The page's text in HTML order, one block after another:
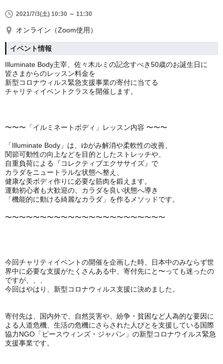
2021/7/3(土) 10:30 ～ 11:30
オンライン（Zoom使用）
イベント情報
Illuminate Body主宰、佐々木ルミの記念すべき50歳のお誕生日に
皆さまからのレッスン料金を
新型コロナウィルス緊急支援事業の寄付に当てる
チャリティイベントクラスを開催します。
〜〜〜「イルミネートボディ」レッスン内容 〜〜〜
「Illuminate Body」は、ゆがみ解消や柔軟性の改善、
関節可動性の向上などを目的としたストレッチや、
自重負荷による『コレクティブエクササイズ』で
カラダをニュートラルな状態へ整え、
健康な美ボディ作りに必要な筋肉を鍛えます。
運動初心者も大歓迎の、カラダを良い状態へ導き
「機能的に動ける綺麗なカラダ」を作るメソッドです。
〜〜〜〜〜〜〜〜〜〜〜〜〜〜〜〜〜〜〜〜〜〜〜
今回チャリティイベントの開催を企画した時、日本中のみならず世
界中に必要な支援がたくさんある中、寄付先にと〜っても迷ったの
ですが、、、
今回はやはり、新型コロナウィルス支援に決めました。
寄付先は、国内外で、自然災害や、紛争・貧困など人為的な要因に
よる人道危機、生活の危機にさらされた人びとを支援している国際
協力NGO「ピースウィンズ・ジャパン」の新型コロナウイルス緊急
支援事業です。